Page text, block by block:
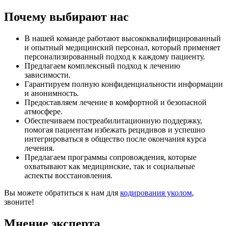
Почему выбирают нас
В нашей команде работают высококвалифицированный
и опытный медицинский персонал, который применяет
персонализированный подход к каждому пациенту.
Предлагаем комплексный подход к лечению
зависимости.
Гарантируем полную конфиденциальности информации
и анонимность.
Предоставляем лечение в комфортной и безопасной
атмосфере.
Обеспечиваем постреабилитационную поддержку,
помогая пациентам избежать рецидивов и успешно
интегрироваться в общество после окончания курса
лечения.
Предлагаем программы сопровождения, которые
охватывают как медицинские, так и социальные
аспекты восстановления.
Вы можете обратиться к нам для кодирования уколом,
звоните!
Мнение эксперта